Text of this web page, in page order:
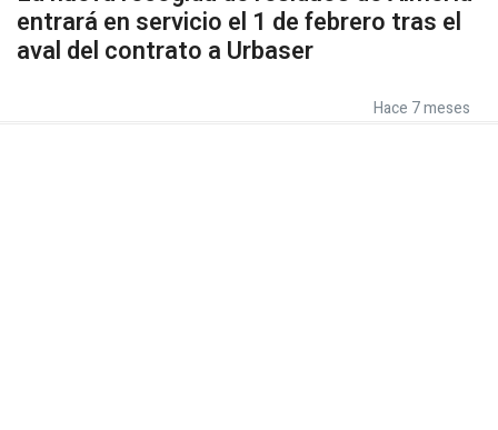
entrará en servicio el 1 de febrero tras el
aval del contrato a Urbaser
Hace 7 meses